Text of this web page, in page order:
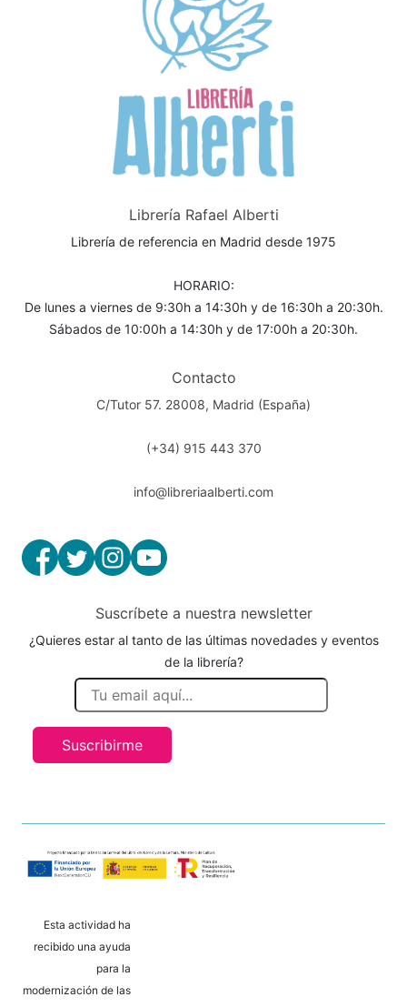
Librería Rafael Alberti
Librería de referencia en Madrid desde 1975
HORARIO:
De lunes a viernes de 9:30h a 14:30h y de 16:30h a 20:30h.
Sábados de 10:00h a 14:30h y de 17:00h a 20:30h.
Contacto
C/Tutor 57. 28008, Madrid (España)
(+34) 915 443 370
info@libreriaalberti.com
Suscríbete a nuestra newsletter
¿Quieres estar al tanto de las últimas novedades y eventos
de la librería?
Suscribirme
Esta actividad ha
recibido una ayuda
para la
modernización de las